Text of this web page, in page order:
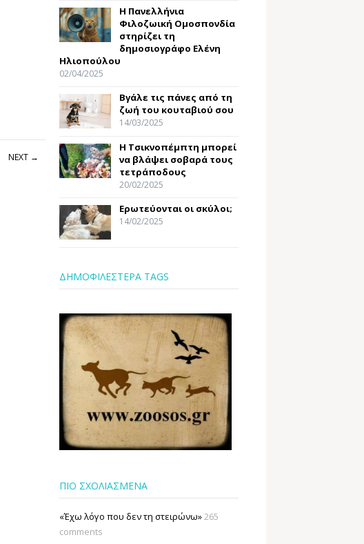
NEXT →
Η Πανελλήνια
Φιλοζωική Ομοσπονδία
στηρίζει τη
δημοσιογράφο Ελένη
Ηλιοπούλου
02/04/2025
Βγάλε τις πάνες από τη
ζωή του κουταβιού σου
14/03/2025
Η Τσικνοπέμπτη μπορεί
να βλάψει σοβαρά τους
τετράποδους
20/02/2025
Ερωτεύονται οι σκύλοι;
14/02/2025
ΔΗΜΟΦΙΛΕΣΤΕΡΑ TAGS
ΠΙΟ ΣΧΟΛΙΑΣΜΕΝΑ
«Έχω λόγο που δεν τη στειρώνω»265
comments